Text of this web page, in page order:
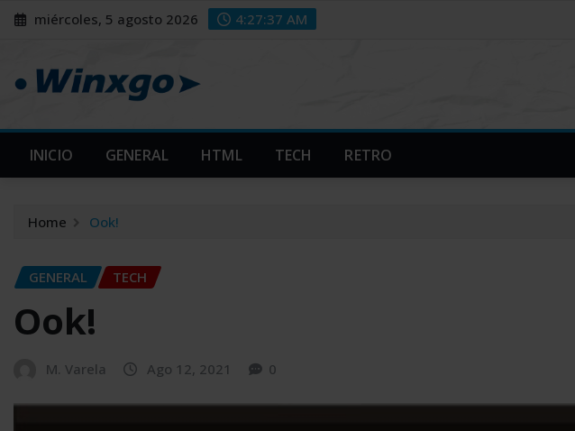
Skip miércoles, 5 agosto 2026 4:27:38 AM
INICIO GENERAL HTML TECH RETRO
Home Ook!
GENERAL TECH
Ook!
M. Varela Ago 12, 2021 0
modal-check
modal-check